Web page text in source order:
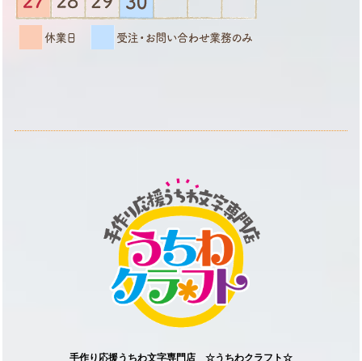
手作り応援うちわ文字専門店 ☆うちわクラフト☆